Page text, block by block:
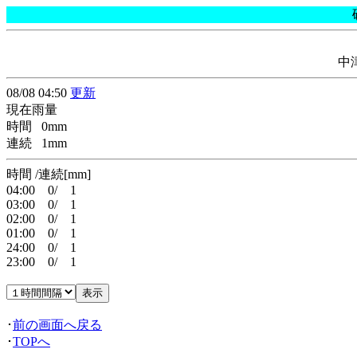
中
08/08 04:50 更新
現在雨量
時間 0mm
連続 1mm
時間 /連続[mm]
04:00 0/ 1
03:00 0/ 1
02:00 0/ 1
01:00 0/ 1
24:00 0/ 1
23:00 0/ 1
･前の画面へ戻る
･TOPへ